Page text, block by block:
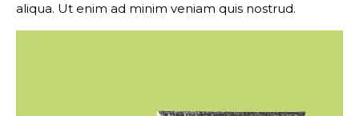
aliqua. Ut enim ad minim veniam quis nostrud.